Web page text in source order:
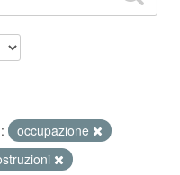
occupazione